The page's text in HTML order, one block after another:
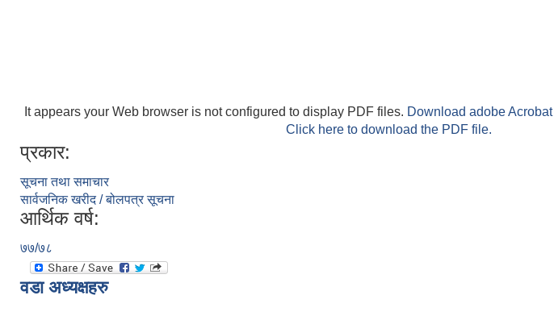
It appears your Web browser is not configured to display PDF files. Download adobe Acrobat
Click here to download the PDF file.
प्रकार:
सूचना तथा समाचार
सार्वजनिक खरीद / बोलपत्र सूचना
आर्थिक वर्ष:
७७/७८
वडा अध्यक्षहरु